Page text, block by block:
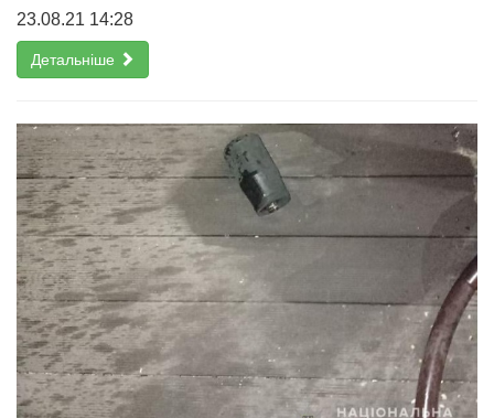
23.08.21 14:28
Детальніше